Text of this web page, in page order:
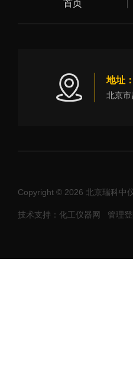
首页
地址：
北京
Copyright © 2026 北京瑞科中
技术支持：化工仪器网 管理